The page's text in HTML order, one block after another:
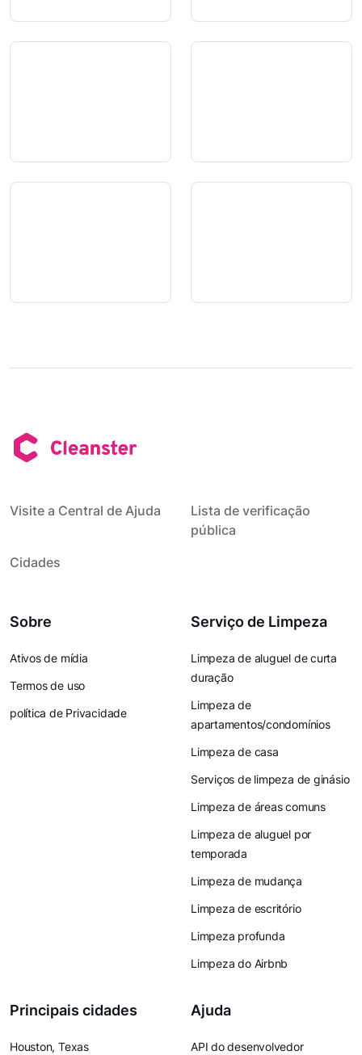
Visite a Central de Ajuda
Lista de verificação
pública
Cidades
Sobre
Ativos de mídia
Termos de uso
política de Privacidade
Serviço de Limpeza
Limpeza de aluguel de curta
duração
Limpeza de
apartamentos/condomínios
Limpeza de casa
Serviços de limpeza de ginásio
Limpeza de áreas comuns
Limpeza de aluguel por
temporada
Limpeza de mudança
Limpeza de escritório
Limpeza profunda
Limpeza do Airbnb
Principais cidades
Houston, Texas
Ajuda
API do desenvolvedor